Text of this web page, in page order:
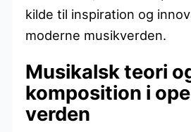
kilde til inspiration og
moderne musikverden.
Musikalsk teori
komposition i
verden